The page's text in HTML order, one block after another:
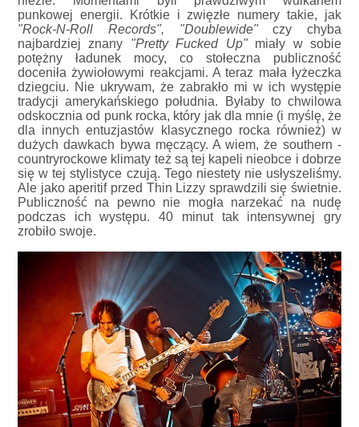
punkowej energii. Krótkie i zwięzłe numery takie, jak
"Rock-N-Roll Records", "Doublewide"czy chyba
najbardziej znany "Pretty Fucked Up"miały w sobie
potężny ładunek mocy, co stołeczna publiczność
doceniła żywiołowymi reakcjami. A teraz mała łyżeczka
dziegciu. Nie ukrywam, że zabrakło mi w ich występie
tradycji amerykańskiego południa. Byłaby to chwilowa
odskocznia od punk rocka, który jak dla mnie (i myślę, że
dla innych entuzjastów klasycznego rocka również) w
dużych dawkach bywa męczący. A wiem, że southern -
countryrockowe klimaty też są tej kapeli nieobce i dobrze
się w tej stylistyce czują. Tego niestety nie usłyszeliśmy.
Ale jako aperitif przed Thin Lizzy sprawdzili się świetnie.
Publiczność na pewno nie mogła narzekać na nudę
podczas ich występu. 40 minut tak intensywnej gry
zrobiło swoje.